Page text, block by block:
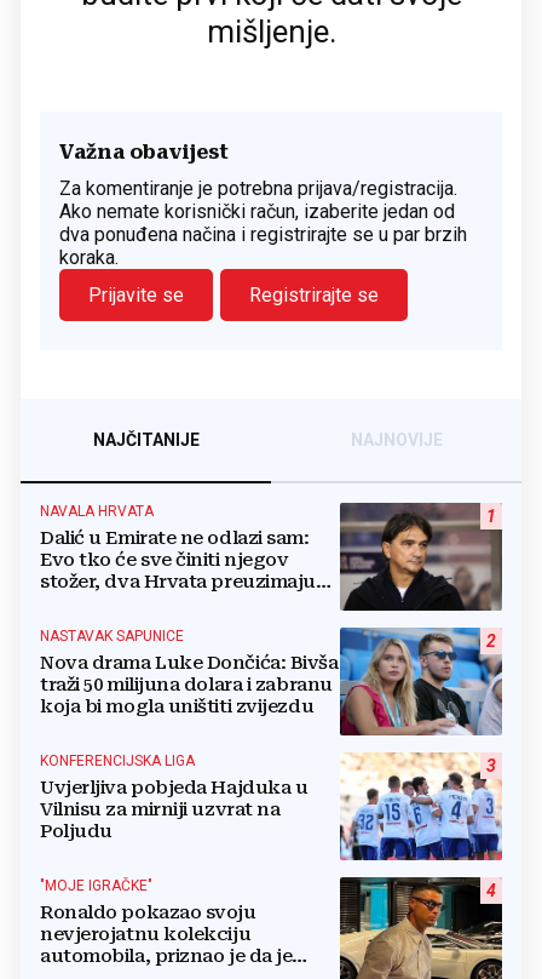
mišljenje.
Važna obavijest
Za komentiranje je potrebna prijava/registracija.
Ako nemate korisnički račun, izaberite jedan od
dva ponuđena načina i registrirajte se u par brzih
koraka.
Prijavite se
Registrirajte se
NAJČITANIJE NAJNOVIJE
1
NAVALA HRVATA
Dalić u Emirate ne odlazi sam:
Evo tko će sve činiti njegov
stožer, dva Hrvata preuzimaju
2
NASTAVAK SAPUNICE
Nova drama Luke Dončića: Bivša
traži 50 milijuna dolara i zabranu
koja bi mogla uništiti zvijezdu
3
KONFERENCIJSKA LIGA
Uvjerljiva pobjeda Hajduka u
Vilnisu za mirniji uzvrat na
Poljudu
4
"MOJE IGRAČKE"
Ronaldo pokazao svoju
nevjerojatnu kolekciju
automobila, priznao je da je